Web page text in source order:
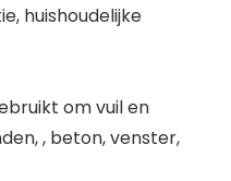
huishoudelijke
om vuil en
, beton, venster,